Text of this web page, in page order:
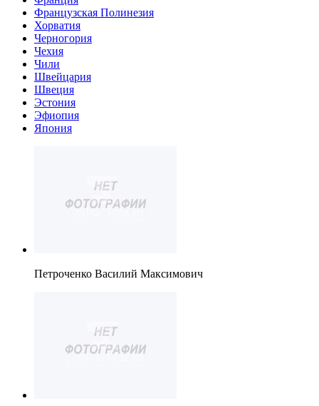
Французская Полинезия
Хорватия
Черногория
Чехия
Чили
Швейцария
Швеция
Эстония
Эфиопия
Япония
Петроченко Василий Максимович